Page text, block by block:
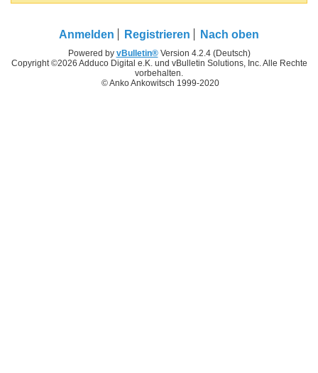
Anmelden Registrieren Nach oben
Powered by vBulletin®Version 4.2.4 (Deutsch)
Copyright ©2026 Adduco Digital e.K. und vBulletin Solutions, Inc. Alle Rechte
vorbehalten.
© Anko Ankowitsch 1999-2020